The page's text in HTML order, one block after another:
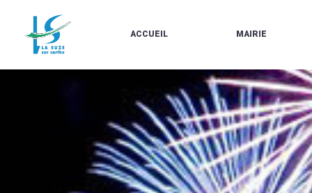
ACCUEIL
DE
SUZE
BULLETINS
EN
LIGNE
MAIRIE
LES
ÉLUS
CONTACTS
/
HORAIRES
URBANISME/PLU
EN
LIGNE
CARTES
D'IDENTITÉ-
PASSEPORTS
/